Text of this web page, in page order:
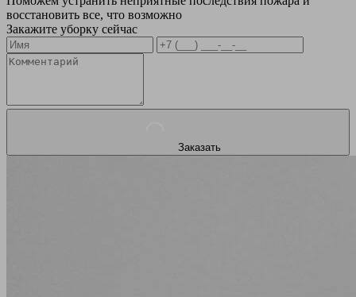
восстановить все, что возможно
Закажите уборку сейчас
Заказать